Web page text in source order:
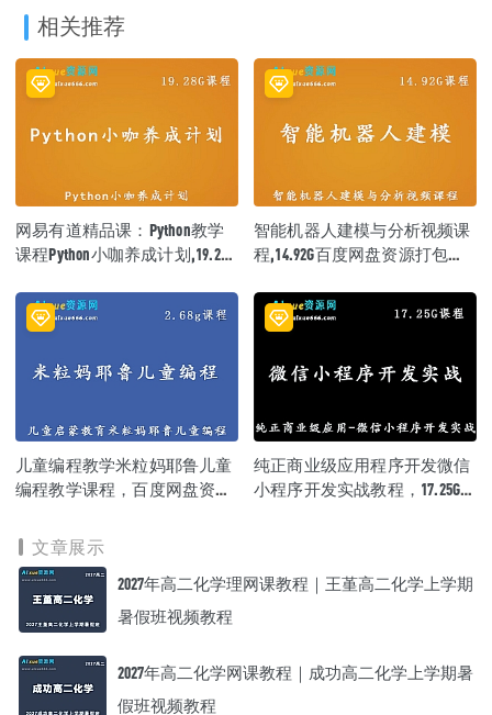
相关推荐
网易有道精品课：Python教学
课程Python小咖养成计划,19.28G
智能机器人建模与分析视频课
程,14.92G百度网盘资源打包下
儿童编程教学米粒妈耶鲁儿童
编程教学课程，百度网盘资源
纯正商业级应用程序开发微信
小程序开发实战教程，17.25G
文章展示
2027年高二化学理网课教程｜王堇高二化学上学期
暑假班视频教程
2027年高二化学网课教程｜成功高二化学上学期暑
假班视频教程